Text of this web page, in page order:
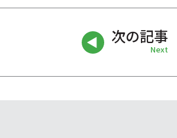
次の記事
Next